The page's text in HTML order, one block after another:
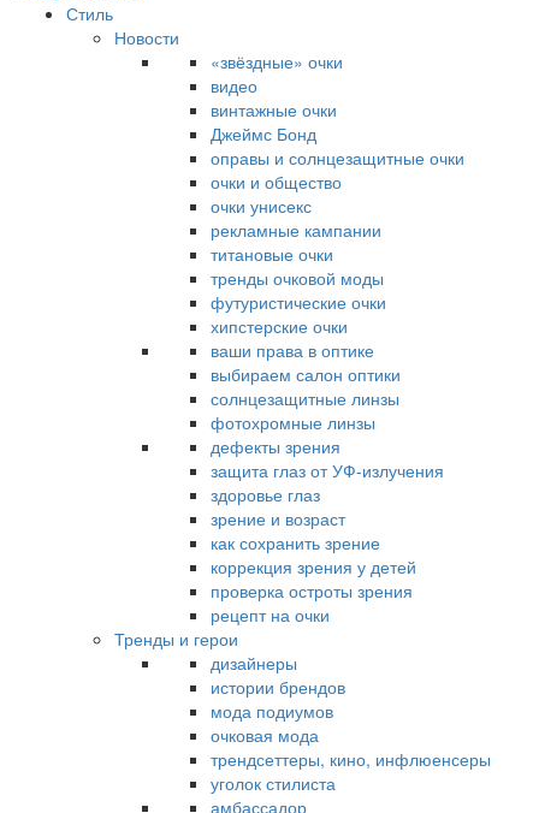
Стиль
Новости
«звёздные» очки
видео
винтажные очки
Джеймс Бонд
оправы и солнцезащитные очки
очки и общество
очки унисекс
рекламные кампании
титановые очки
тренды очковой моды
футуристические очки
хипстерские очки
ваши права в оптике
выбираем салон оптики
солнцезащитные линзы
фотохромные линзы
дефекты зрения
защита глаз от УФ-излучения
здоровье глаз
зрение и возраст
как сохранить зрение
коррекция зрения у детей
проверка остроты зрения
рецепт на очки
Тренды и герои
дизайнеры
истории брендов
мода подиумов
очковая мода
трендсеттеры, кино, инфлюенсеры
уголок стилиста
амбассадор